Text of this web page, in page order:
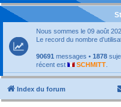
Nous sommes le 09 août
Le record du nombre
90691 messages • 1878
récent est
SCHMITT
Index du forum